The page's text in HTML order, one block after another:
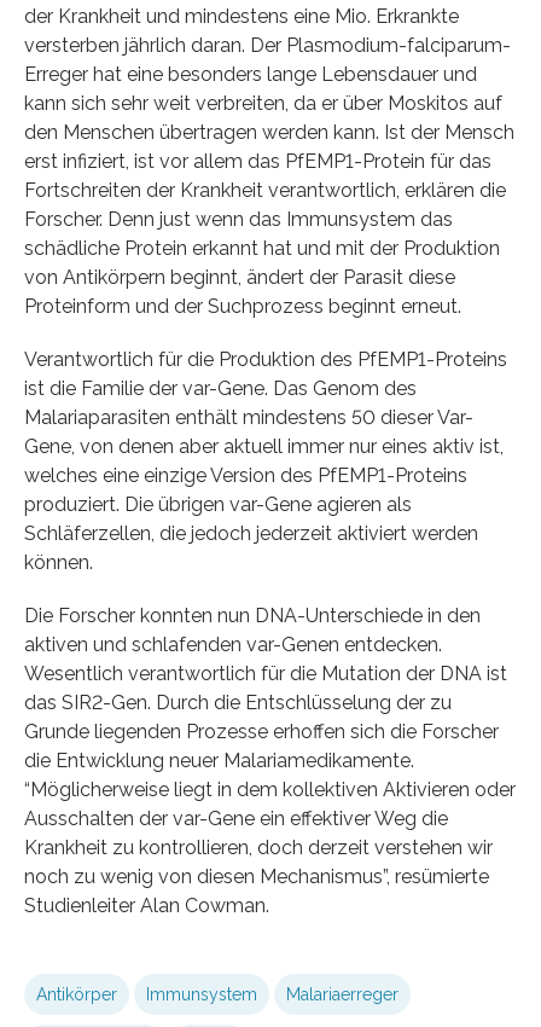
der Krankheit und mindestens eine Mio. Erkrankte
versterben jährlich daran. Der Plasmodium-falciparum-
Erreger hat eine besonders lange Lebensdauer und
kann sich sehr weit verbreiten, da er über Moskitos auf
den Menschen übertragen werden kann. Ist der Mensch
erst infiziert, ist vor allem das PfEMP1-Protein für das
Fortschreiten der Krankheit verantwortlich, erklären die
Forscher. Denn just wenn das Immunsystem das
schädliche Protein erkannt hat und mit der Produktion
von Antikörpern beginnt, ändert der Parasit diese
Proteinform und der Suchprozess beginnt erneut.
Verantwortlich für die Produktion des PfEMP1-Proteins
ist die Familie der var-Gene. Das Genom des
Malariaparasiten enthält mindestens 50 dieser Var-
Gene, von denen aber aktuell immer nur eines aktiv ist,
welches eine einzige Version des PfEMP1-Proteins
produziert. Die übrigen var-Gene agieren als
Schläferzellen, die jedoch jederzeit aktiviert werden
können.
Die Forscher konnten nun DNA-Unterschiede in den
aktiven und schlafenden var-Genen entdecken.
Wesentlich verantwortlich für die Mutation der DNA ist
das SIR2-Gen. Durch die Entschlüsselung der zu
Grunde liegenden Prozesse erhoffen sich die Forscher
die Entwicklung neuer Malariamedikamente.
“Möglicherweise liegt in dem kollektiven Aktivieren oder
Ausschalten der var-Gene ein effektiver Weg die
Krankheit zu kontrollieren, doch derzeit verstehen wir
noch zu wenig von diesen Mechanismus”, resümierte
Studienleiter Alan Cowman.
Antikörper Immunsystem Malariaerreger